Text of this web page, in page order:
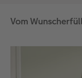
Vom